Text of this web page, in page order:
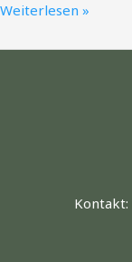
Weiterlesen »
Kontakt: